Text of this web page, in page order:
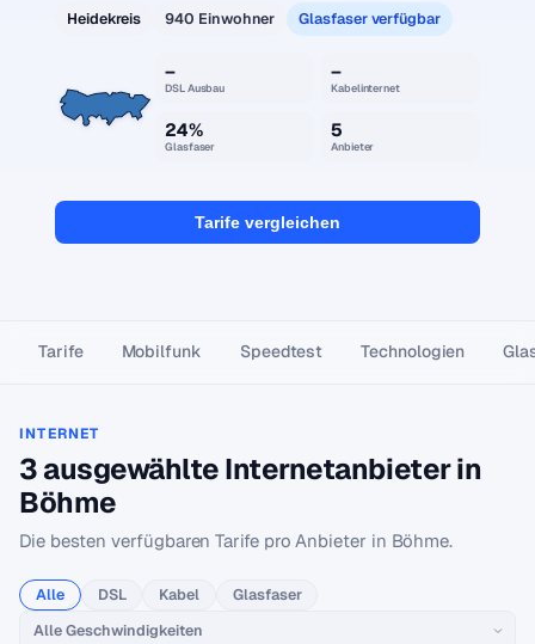
Heidekreis 940 Einwohner Glasfaser verfügbar
–
DSL Ausbau
–
Kabelinternet
24%
Glasfaser
5
Anbieter
Tarife vergleichen
Tarife Mobilfunk Speedtest Technologien
INTERNET
3 ausgewählte Internetanbieter in
Böhme
Die besten verfügbaren Tarife pro Anbieter in Böhme.
Alle DSL Kabel Glasfaser